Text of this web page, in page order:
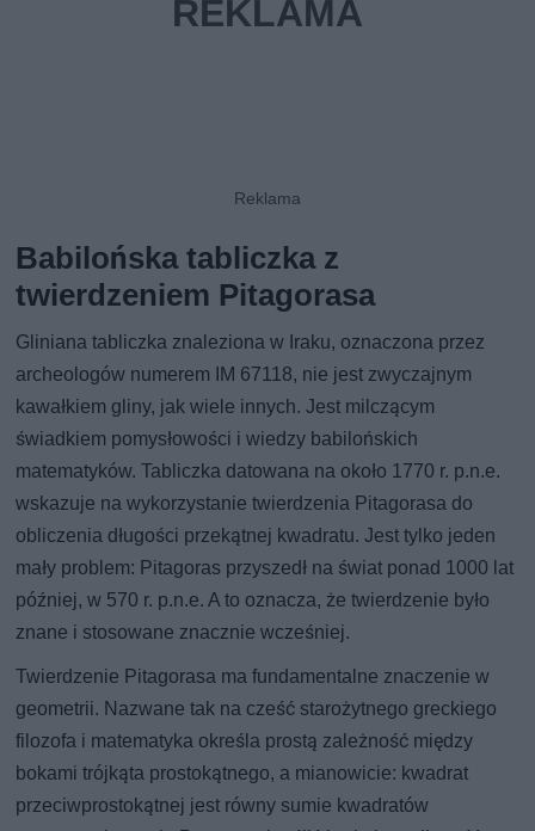
Babilońska tabliczka z
twierdzeniem Pitagorasa
Gliniana tabliczka znaleziona w Iraku, oznaczona przez
archeologów numerem IM 67118, nie jest zwyczajnym
kawałkiem gliny, jak wiele innych. Jest milczącym
świadkiem pomysłowości i wiedzy babilońskich
matematyków. Tabliczka datowana na około 1770 r. p.n.e.
wskazuje na wykorzystanie twierdzenia Pitagorasa do
obliczenia długości przekątnej kwadratu. Jest tylko jeden
mały problem: Pitagoras przyszedł na świat ponad 1000 lat
później, w 570 r. p.n.e. A to oznacza, że twierdzenie było
znane i stosowane znacznie wcześniej.
Twierdzenie Pitagorasa ma fundamentalne znaczenie w
geometrii. Nazwane tak na cześć starożytnego greckiego
filozofa i matematyka określa prostą zależność między
bokami trójkąta prostokątnego, a mianowicie: kwadrat
przeciwprostokątnej jest równy sumie kwadratów